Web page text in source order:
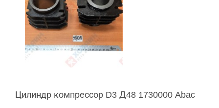
Цилиндр компрессор D3 Д48 1730000 Abac